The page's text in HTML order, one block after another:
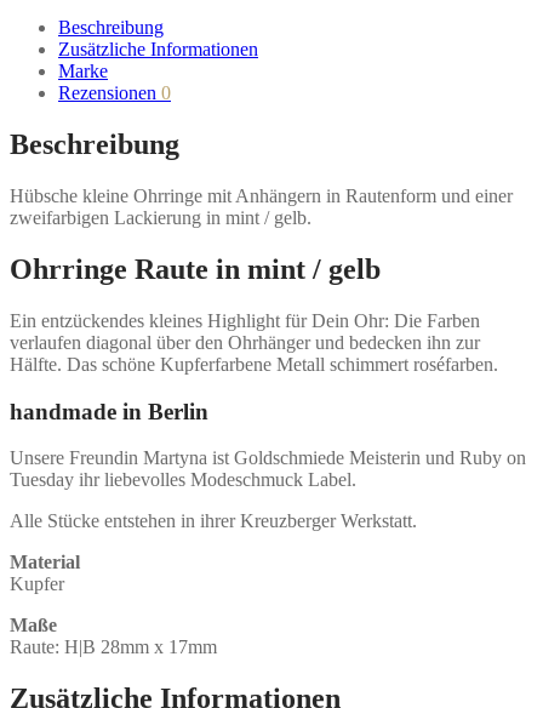
Beschreibung
Zusätzliche Informationen
Marke
Rezensionen 0
Beschreibung
Hübsche kleine Ohrringe mit Anhängern in Rautenform und einer
zweifarbigen Lackierung in mint / gelb.
Ohrringe Raute in mint / gelb
Ein entzückendes kleines Highlight für Dein Ohr: Die Farben
verlaufen diagonal über den Ohrhänger und bedecken ihn zur
Hälfte. Das schöne Kupferfarbene Metall schimmert roséfarben.
handmade in Berlin
Unsere Freundin Martyna ist Goldschmiede Meisterin und Ruby on
Tuesday ihr liebevolles Modeschmuck Label.
Alle Stücke entstehen in ihrer Kreuzberger Werkstatt.
Material
Kupfer
Maße
Raute: H|B 28mm x 17mm
Zusätzliche Informationen